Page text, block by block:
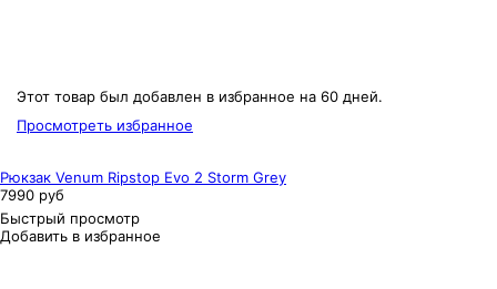
Этот товар был добавлен в избранное на 60 дней.
Просмотреть избранное
Рюкзак Venum Ripstop Evo 2 Storm Grey
7990 руб
Быстрый просмотр
Добавить в избранное